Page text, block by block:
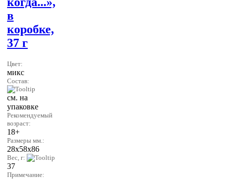
в
коробке,
37 г
Цвет:
микс
Состав:
см. на
упаковке
Рекомендуемый
возраст:
18+
Размеры мм.:
28х58х86
Вес, г:
37
Примечание: